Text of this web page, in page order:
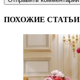
ПОХОЖИЕ СТАТЬИ